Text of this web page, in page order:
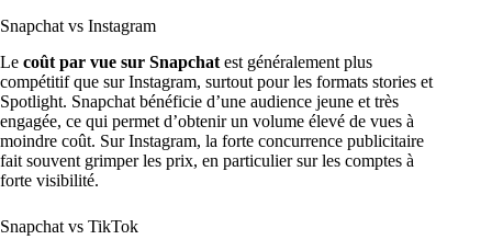
Snapchat vs Instagram
Le coût par vue sur Snapchat est généralement plus
compétitif que sur Instagram, surtout pour les formats stories et
Spotlight. Snapchat bénéficie d’une audience jeune et très
engagée, ce qui permet d’obtenir un volume élevé de vues à
moindre coût. Sur Instagram, la forte concurrence publicitaire
fait souvent grimper les prix, en particulier sur les comptes à
forte visibilité.
Snapchat vs TikTok